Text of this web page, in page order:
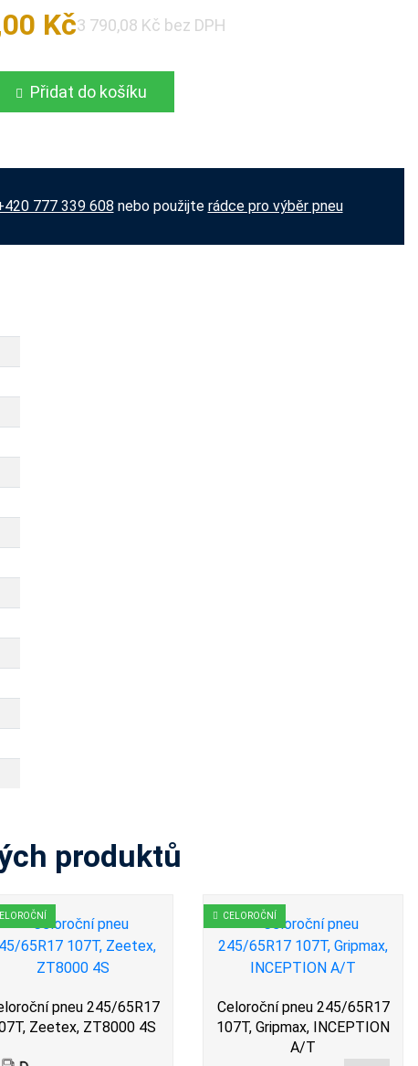
Kč3 790,08 Kč bez DPH
Přidat do košíku
777 339 608nebo použijte rádce pro výběr pneu
produktů
pneu 245/65R17
Zeetex, ZT8000 4S
CELOROČNÍ
Celoroční pneu 245/65R17
107T, Gripmax, INCEPTION
A/T